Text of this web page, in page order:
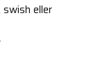
eller